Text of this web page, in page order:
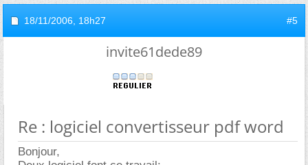
18/11/2006, 18h27 #5
invite61dede89
Re : logiciel convertisseur pdf word
Bonjour,